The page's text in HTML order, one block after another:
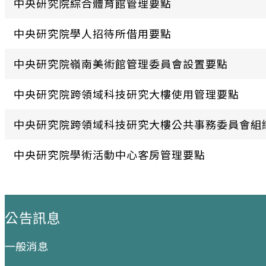
中央研究院綜合體育館管理要點
中央研究院學人招待所借用要點
中央研究院嶺南美術館管理委員會設置要點
中央研究院跨領域科技研究大樓使用管理要點
中央研究院跨領域科技研究大樓公共事務委員會組
中央研究院學術活動中心客房管理要點
公告訊息
一般消息